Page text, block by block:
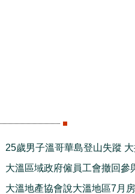
25歲男子溫哥華島登山失蹤
大溫區域政府僱員工會撤回參
大溫地產協會說大溫地區7月